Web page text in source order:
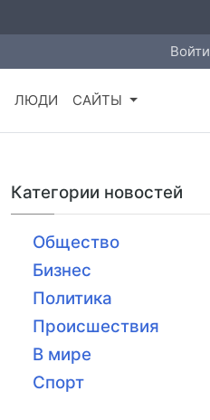
Войти
ЛЮДИ САЙТЫ
Категории новостей
Общество
Бизнес
Политика
Происшествия
В мире
Спорт